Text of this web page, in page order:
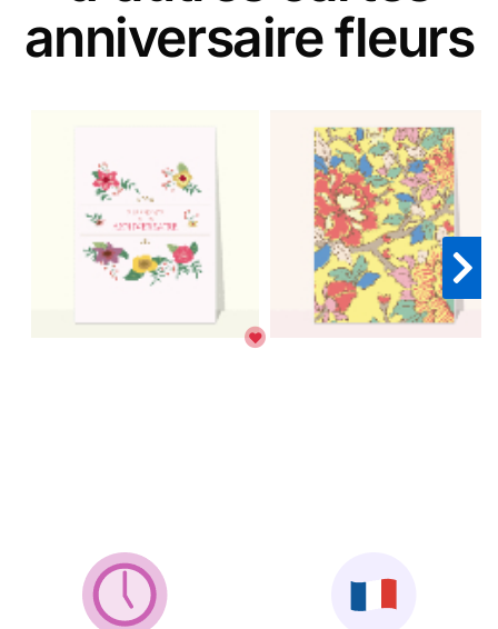
anniversaire fleurs